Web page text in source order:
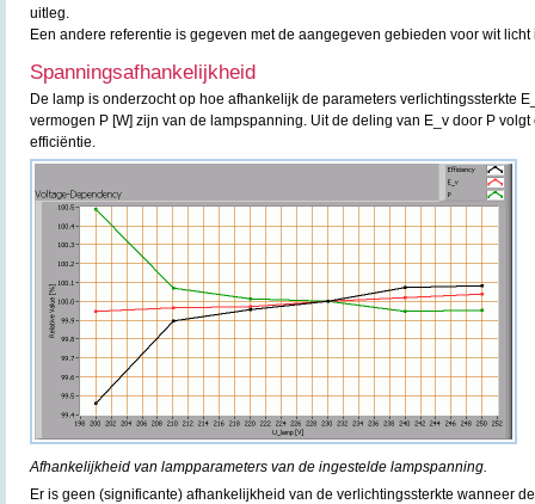
uitleg.
Een andere referentie is gegeven met de aangegeven gebieden voor wit
Spanningsafhankelijkheid
De lamp is onderzocht op hoe afhankelijk de parameters verlichtingssterkte
vermogen P [W] zijn van de lampspanning. Uit de deling van E_v door P
efficiëntie.
Afhankelijkheid van lampparameters van de ingestelde lampspanning.
Er is geen (significante) afhankelijkheid van de verlichtingssterkte wanneer